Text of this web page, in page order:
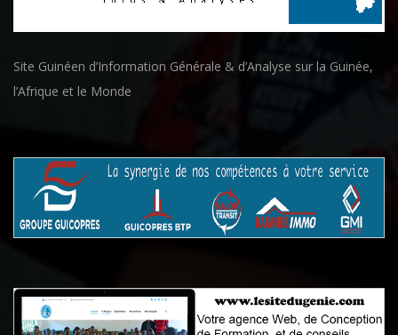
Site Guinéen d’Information Générale & d’Analyse sur la Guinée,
l’Afrique et le Monde